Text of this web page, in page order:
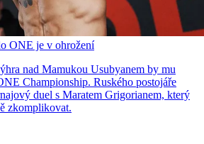
ONE je v ohrožení
nad Mamukou Usubyanem by mu
Championship. Ruského postojáře
duel s Maratem Grigorianem, který
zkomplikovat.